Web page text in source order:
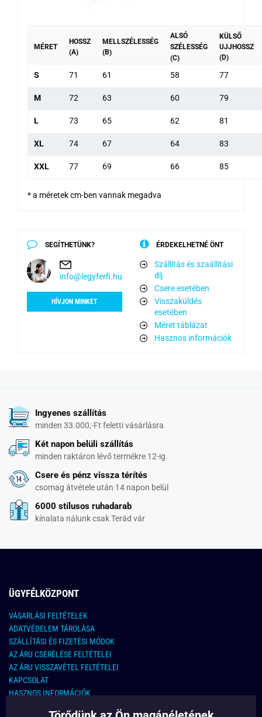
MÉRET
HOSSZ
(A)
MELLSZÉLESSÉG
(B)
ALSÓ
SZÉLESSÉG
(C)
KÜLSŐ
UJJHOSSZ
(D)
S 71 61 58 77
M 72 63 60 79
L 73 65 62 81
XL 74 67 64 83
XXL 77 69 66 85
* a méretek cm-ben vannak megadva
SEGÍTHETÜNK?
info@legyferfi.hu
HÍVJON MINKET
ÉRDEKELHETNÉ ÖNT
Szállítás és szaállítási
díj
Csere esetében
Visszaküldés
esetében
Méret táblázat
Hasznos információk
Ingyenes szállítás
minden 33.000,-Ft feletti vásárlásra
Két napon belüli szállítás
minden raktáron lévő termékre 12-ig
Csere és pénz vissza térítés
csomag átvétele után 14 napon belül
6000 stílusos ruhadarab
kínalata nálunk csak Terád vár
ÜGYFÉLKÖZPONT
VÁSARLÁSI FELTÉTELEK
ADATVÉDELEM TÁROLÁSA
SZÁLLÍTÁSI ÉS FIZETÉSI MÓDOK
AZ ÁRU CSERÉLÉSE FELTÉTELEI
AZ ÁRU VISSZAVÉTEL FELTÉTELEI
KAPCSOLAT
HASZNOS INFORMÁCIÓK
KAPCSOLAT